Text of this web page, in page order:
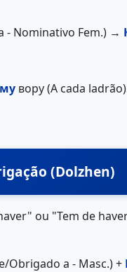
- Nominativo Fem.) →
вору (A cada
(Dolzhen)
ou "Tem de
Obrigado a - Masc.) +